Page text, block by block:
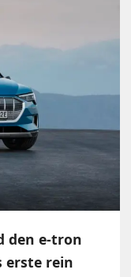
den e-tron
erste rein